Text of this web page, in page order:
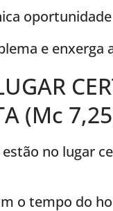
oportunidade
e
(Mc
no lugar
o tempo do